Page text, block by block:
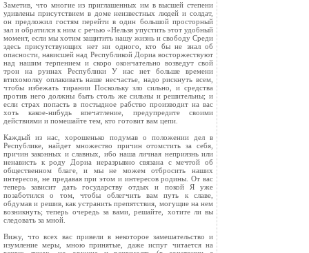
Заметив, что многие из приглашенных им в высшей степени
удивлены присутствием в доме неизвестных людей и солдат,
он предложил гостям перейти в один большой просторный
зал и обратился к ним с речью «Нельзя упустить этот удобный
момент, если мы хотим защитить нашу жизнь и свободу Среди
здесь присутствующих нет ни одного, кто бы не знал об
опасности, нависшей над Республикой Дориа восторжествуют
над нашим терпением и скоро окончательно возведут свой
трон на руинах Республики У нас нет больше времени
втихомолку оплакивать наше несчастье, надо рискнуть всем,
чтобы избежать тирании Поскольку зло сильно, и средства
против него должны быть столь же сильны и решительны; и
если страх попасть в постыдное рабство производит на вас
хоть какое‑нибудь впечатление, предупредите своими
действиями и помешайте тем, кто готовит вам цепи.
Каждый из нас, хорошенько подумав о положении дел в
Республике, найдет множество причин отомстить за себя,
причин законных и славных, ибо наша личная неприязнь или
ненависть к роду Дориа неразрывно связана с мечтой об
общественном благе, и мы не можем отбросить наших
интересов, не предавая при этом и интересов родины. От вас
теперь зависит дать государству отдых и покой Я уже
позаботился о том, чтобы облегчить вам путь к славе,
обдумав и решив, как устранить препятствия, могущие на нем
возникнуть; теперь очередь за вами, решайте, хотите ли вы
следовать за мной.
Вижу, что всех вас привели в некоторое замешательство и
изумление меры, мною принятые, даже испуг читается на